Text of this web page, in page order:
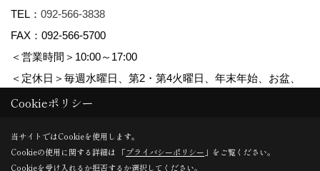
TEL： 092-566-3838
FAX：092-566-5700
＜営業時間＞10:00～17:00
＜定休日＞毎週水曜日、第2・第4火曜日、年末年始、お盆、
ゴールデンウィーク、夏季休暇
Copyright (c) TAKANO CONSTRUCTION CO.,LTD. All Rights Reserved.
Cookieポリシー
当サイトではCookieを使用します。
Cookieの使用に関する詳細は 「プライバシーポリシー 」をご覧ください。
Cookieを受け入れるか拒否するか選択してください。